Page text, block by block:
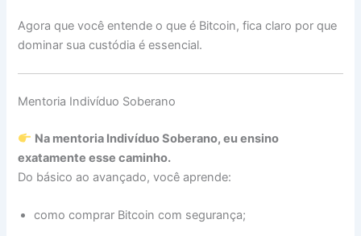
Agora que você entende o que é Bitcoin, fica claro por que
dominar sua custódia é essencial.
Mentoria Indivíduo Soberano
Na mentoria Indivíduo Soberano, eu ensino
exatamente esse caminho.
Do básico ao avançado, você aprende:
como comprar Bitcoin com segurança;